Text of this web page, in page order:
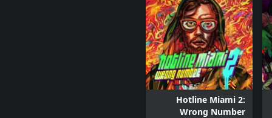
Hotline Miami 2:
Wrong Number